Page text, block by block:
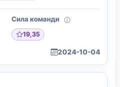
Сила команди
19,35
2024-10-04